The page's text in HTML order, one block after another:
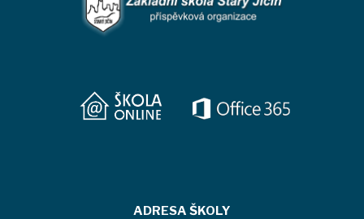
ADRESA ŠKOLY